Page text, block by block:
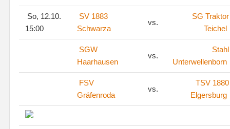
So, 12.10.
15:00
SV 1883
Schwarza
vs.
SG Traktor
Teichel
SGW
Haarhausen
vs.
Stahl
Unterwellenborn
FSV
Gräfenroda
vs.
TSV 1880
Elgersburg